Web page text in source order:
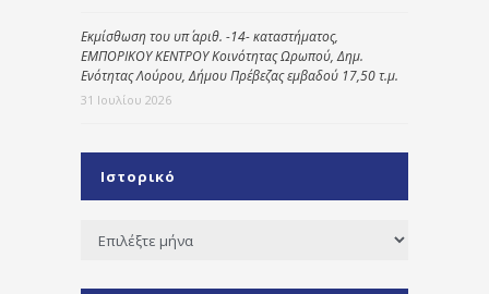
Εκμίσθωση του υπ΄ αριθ. -14- καταστήματος,
ΕΜΠΟΡΙΚΟΥ ΚΕΝΤΡΟΥ Κοινότητας Ωρωπού, Δημ.
Ενότητας Λούρου, Δήμου Πρέβεζας εμβαδού 17,50 τ.μ.
31 Ιουλίου 2026
Ιστορικό
Ιστορικό